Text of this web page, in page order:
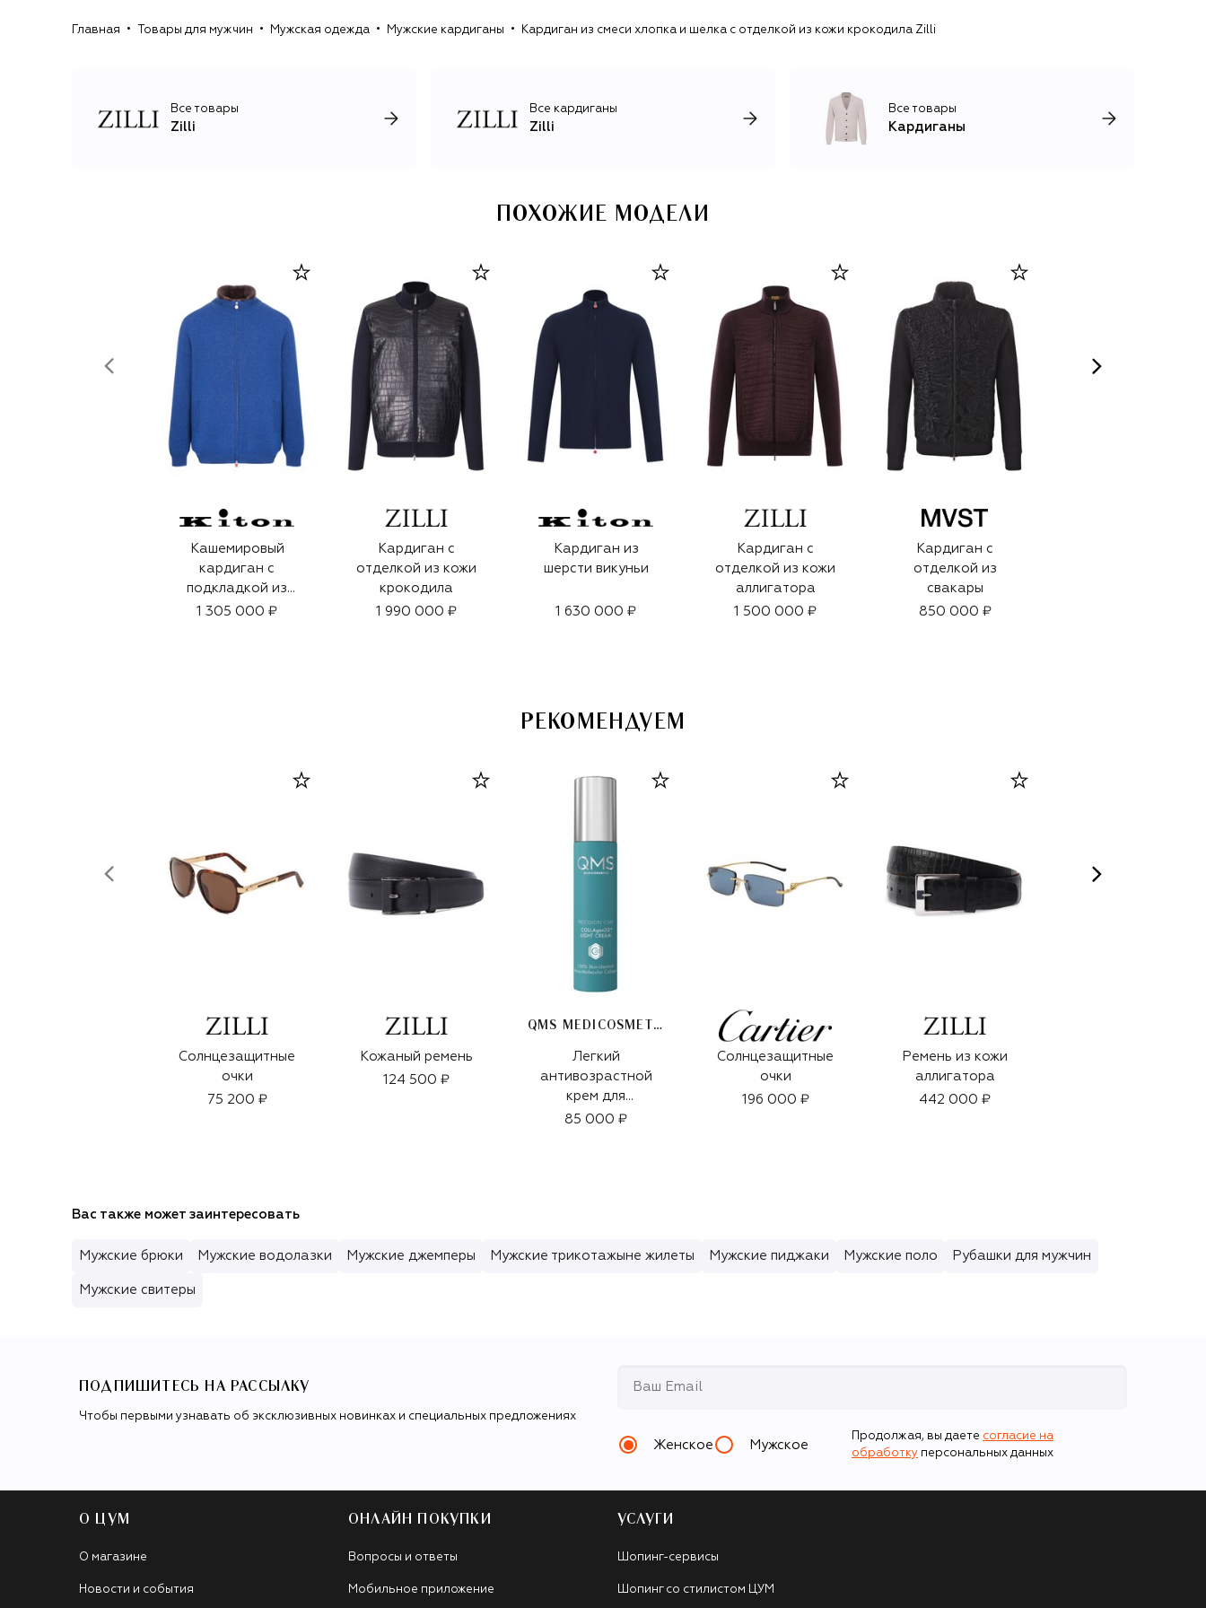
карманов, бортов и застежек.
Главная Товары для мужчин Мужская одежда Мужские кардиганы Кардиган из смеси хлопка и шелка с отделкой из кожи крокодила Zilli
Все товары
Zilli
Все кардиганы
Zilli
Все товары
Кардиганы
ПОХОЖИЕ МОДЕЛИ
Кашемировый
кардиган с
подкладкой из
овчины
1 305 000 ₽
Кардиган с
отделкой из кожи
крокодила
1 990 000 ₽
Кардиган из
шерсти викуньи
1 630 000 ₽
Кардиган с
отделкой из кожи
аллигатора
1 500 000 ₽
Кардиган с
отделкой из
свакары
850 000 ₽
РЕКОМЕНДУЕМ
Солнцезащитные
очки
75 200 ₽
Кожаный ремень
124 500 ₽
QMS MEDICOSMETICS
Легкий
антивозрастной
крем для
интенсивного
85 000 ₽
Солнцезащитные
очки
196 000 ₽
Ремень из кожи
аллигатора
442 000 ₽
Вас также может заинтересовать
Мужские брюки Мужские водолазки Мужские джемперы Мужские трикотажыне жилеты Мужские пиджаки Мужские поло Рубашки для мужчин
Мужские свитеры
ПОДПИШИТЕСЬ НА РАССЫЛКУ
Чтобы первыми узнавать об эксклюзивных новинках и специальных предложениях
Женское Мужское
Продолжая, вы даете согласие на
обработку персональных данных
О ЦУМ
О магазине
Новости и события
ОНЛАЙН ПОКУПКИ
Вопросы и ответы
Мобильное приложение
УСЛУГИ
Шопинг-сервисы
Шопинг со стилистом ЦУМ